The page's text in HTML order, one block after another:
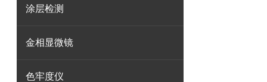
涂层检测
金相显微镜
色牢度仪